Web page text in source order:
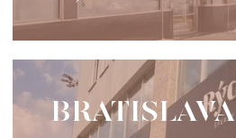
BRATISLAVA